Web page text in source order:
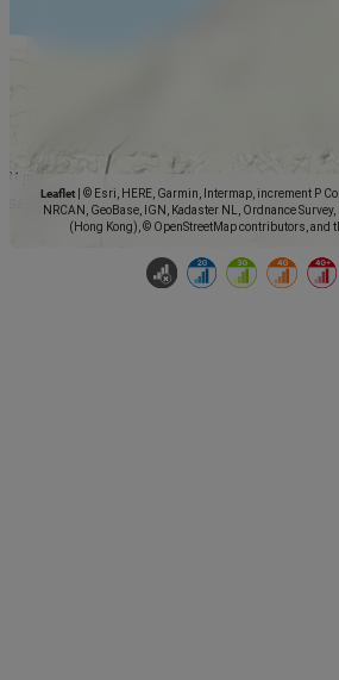
Leaflet
© Esri, HERE, Garmin, Intermap, increment P
NRCAN, GeoBase, IGN, Kadaster NL, Ordnance
(Hong Kong), © OpenStreetMap contributors, and